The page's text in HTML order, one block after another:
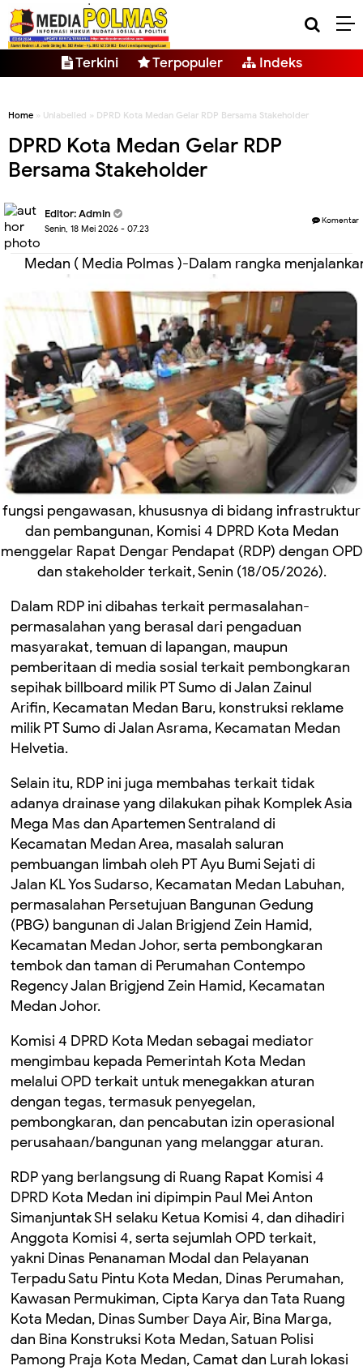
Terkini Terpopuler Indeks
Home » Unlabelled » DPRD Kota Medan Gelar RDP Bersama Stakeholder
DPRD Kota Medan Gelar RDP
Bersama Stakeholder
Editor: Admin
Senin, 18 Mei 2026 - 07.23
Komentar
Medan ( Media Polmas )-Dalam rangka
fungsi pengawasan, khususnya di bidang infrastruktur
dan pembangunan, Komisi 4 DPRD Kota Medan
menggelar Rapat Dengar Pendapat (RDP) dengan OPD
dan stakeholder terkait, Senin (18/05/2026).
Dalam RDP ini dibahas terkait permasalahan-
permasalahan yang berasal dari pengaduan
masyarakat, temuan di lapangan, maupun
pemberitaan di media sosial terkait pembongkaran
sepihak billboard milik PT Sumo di Jalan Zainul
Arifin, Kecamatan Medan Baru, konstruksi reklame
milik PT Sumo di Jalan Asrama, Kecamatan Medan
Helvetia.
Selain itu, RDP ini juga membahas terkait tidak
adanya drainase yang dilakukan pihak Komplek Asia
Mega Mas dan Apartemen Sentraland di
Kecamatan Medan Area, masalah saluran
pembuangan limbah oleh PT Ayu Bumi Sejati di
Jalan KL Yos Sudarso, Kecamatan Medan Labuhan,
permasalahan Persetujuan Bangunan Gedung
(PBG) bangunan di Jalan Brigjend Zein Hamid,
Kecamatan Medan Johor, serta pembongkaran
tembok dan taman di Perumahan Contempo
Regency Jalan Brigjend Zein Hamid, Kecamatan
Medan Johor.
Komisi 4 DPRD Kota Medan sebagai mediator
mengimbau kepada Pemerintah Kota Medan
melalui OPD terkait untuk menegakkan aturan
dengan tegas, termasuk penyegelan,
pembongkaran, dan pencabutan izin operasional
perusahaan/bangunan yang melanggar aturan.
RDP yang berlangsung di Ruang Rapat Komisi 4
DPRD Kota Medan ini dipimpin Paul Mei Anton
Simanjuntak SH selaku Ketua Komisi 4, dan dihadiri
Anggota Komisi 4, serta sejumlah OPD terkait,
yakni Dinas Penanaman Modal dan Pelayanan
Terpadu Satu Pintu Kota Medan, Dinas Perumahan,
Kawasan Permukiman, Cipta Karya dan Tata Ruang
Kota Medan, Dinas Sumber Daya Air, Bina Marga,
dan Bina Konstruksi Kota Medan, Satuan Polisi
Pamong Praja Kota Medan, Camat dan Lurah lokasi